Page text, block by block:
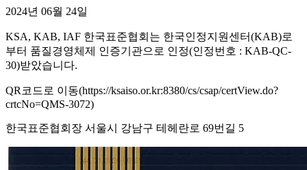
2024년 06월 24일
KSA, KAB, IAF 한국표준협회는 한국인정지원센터(KAB)로
부터 품질경영체제 인증기관으로 인정(인정번호 : KAB-QC-
30)받았습니다.
QR코드로 이동(https://ksaiso.or.kr:8380/cs/csap/certView.do?
crtcNo=QMS-3072)
한국표준협회장 서울시 강남구 테헤란로 69번길 5